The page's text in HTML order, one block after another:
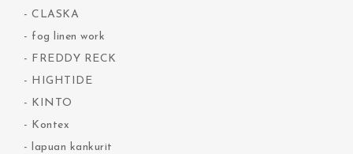
CLASKA
fog linen work
FREDDY RECK
HIGHTIDE
KINTO
Kontex
lapuan kankurit